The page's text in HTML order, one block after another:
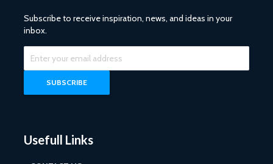
Subscribe to receive inspiration, news, and ideas in your
inbox.
Usefull Links